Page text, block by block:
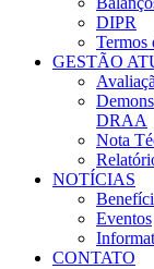
DIPR
Termos
GESTÃO
DRAA
Nota
NOTÍCIAS
Eventos
CONTATO